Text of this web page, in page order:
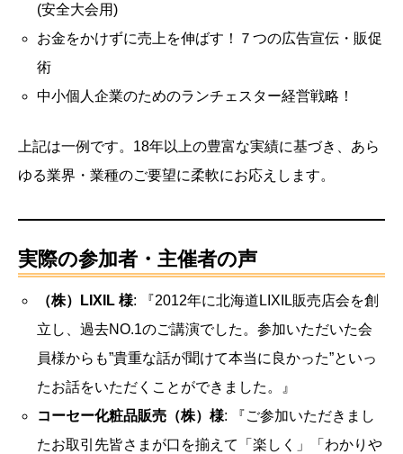
(安全大会用)
お金をかけずに売上を伸ばす！７つの広告宣伝・販促
術
中小個人企業のためのランチェスター経営戦略！
上記は一例です。18年以上の豊富な実績に基づき、あら
ゆる業界・業種のご要望に柔軟にお応えします。
実際の参加者・主催者の声
（株）LIXIL 様: 『2012年に北海道LIXIL販売店会を創
立し、過去NO.1のご講演でした。参加いただいた会
員様からも”貴重な話が聞けて本当に良かった”といっ
たお話をいただくことができました。』
コーセー化粧品販売（株）様: 『ご参加いただきまし
たお取引先皆さまが口を揃えて「楽しく」「わかりや